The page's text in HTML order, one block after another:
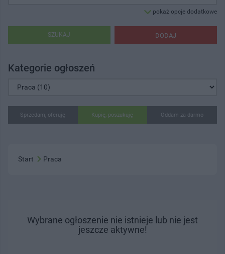
pokaż opcje dodatkowe
DODAJ
SZUKAJ
Kategorie ogłoszeń
Sprzedam, oferuję Kupię, poszukuję Oddam za darmo
Start Praca
Wybrane ogłoszenie nie istnieje lub nie jest
jeszcze aktywne!